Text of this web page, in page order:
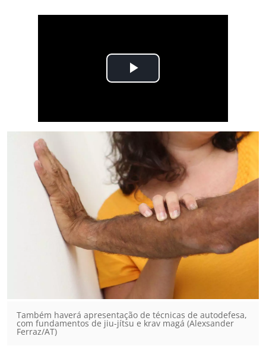
Também haverá apresentação de técnicas de autodefesa,
com fundamentos de jiu-jítsu e krav magá (Alexsander
Ferraz/AT)